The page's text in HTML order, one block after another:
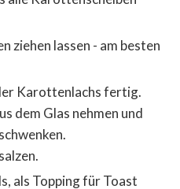
dem Glas nehmen und